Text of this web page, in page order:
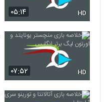
۰۵:۱۴ HD
۰۷:۵۲ HD